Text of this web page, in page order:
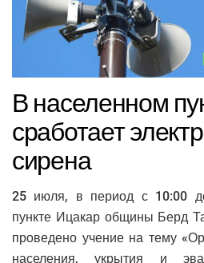
В населенном
сработает
сирена
25 июля, в период с 10:00
пункте Ицакар общины Берд
проведено учение на тему
населения, укрытия и